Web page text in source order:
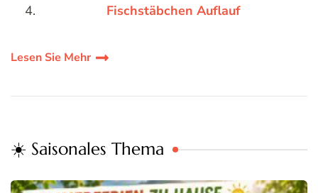
Fischstäbchen Auflauf
Lesen Sie Mehr
☀️ Saisonales Thema